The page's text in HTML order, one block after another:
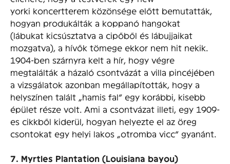
yorki koncertterem közönsége előtt bemutatták,
hogyan produkálták a koppanó hangokat
(lábukat kicsúsztatva a cipőből és lábujjaikat
mozgatva), a hívők tömege ekkor nem hit nekik.
1904-ben szárnyra kelt a hír, hogy végre
megtalálták a házaló csontvázát a villa pincéjében
a vizsgálatok azonban megállapították, hogy a
helyszínen talált „hamis fal” egy korábbi, kisebb
épület része volt. Ami a csontvázat illeti, egy 1909-
es cikkből kiderül, hogyan helyezte el az öreg
csontokat egy helyi lakos „otromba vicc” gyanánt.
7. Myrtles Plantation (Louisiana bayou)